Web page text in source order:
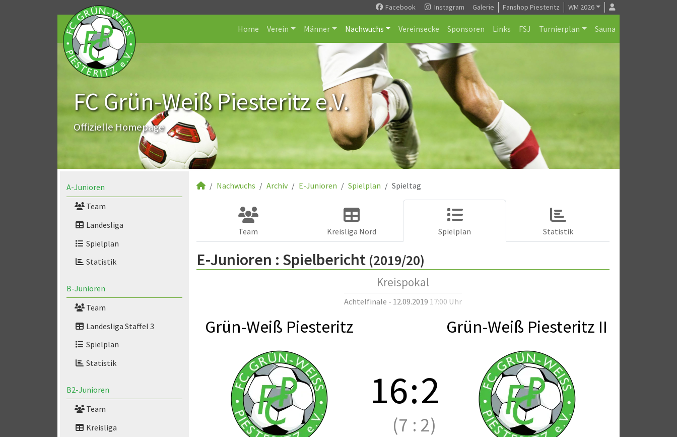
Facebook Instagram Galerie Fanshop Piesteritz WM 2026
Home Verein Männer Nachwuchs Vereinsecke Sponsoren Links FSJ Turnierplan Sauna
FC Grün-Weiß Piesteritz e.V.
Offizielle Homepage
A-Junioren
Team
Landesliga
Spielplan
Statistik
B-Junioren
Team
Landesliga Staffel 3
Spielplan
Statistik
B2-Junioren
Team
Kreisliga
Nachwuchs Archiv E-Junioren Spielplan Spieltag
Team Kreisliga Nord Spielplan Statistik
E-Junioren : Spielbericht (2019/20)
Kreispokal
Achtelfinale - 12.09.2019 17:00 Uhr
Grün-Weiß Piesteritz Grün-Weiß Piesteritz II
16:2
(7 : 2)